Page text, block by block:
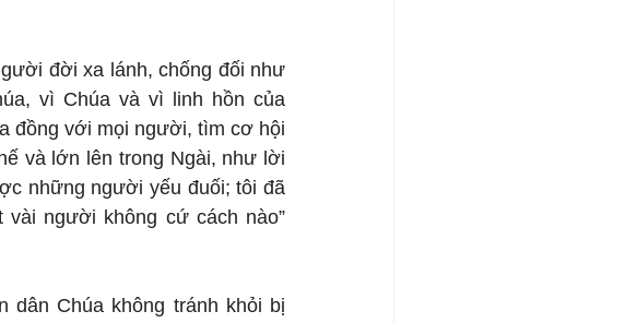
đời xa lánh, chống đối như
vì Chúa và vì linh hồn của
đồng với mọi người, tìm cơ hội
và lớn lên trong Ngài, như lời
những người yếu đuối; tôi đã
người không cứ cách nào”
dân Chúa không tránh khỏi bị